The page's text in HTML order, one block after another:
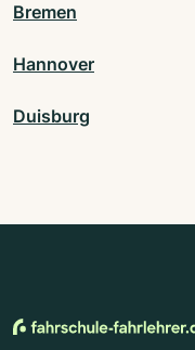
Bremen
Hannover
Duisburg